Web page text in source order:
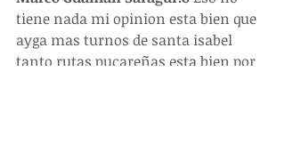
tiene nada mi opinion esta bien que
ayga mas turnos de santa isabel
tanto rutas pucareñas esta bien por